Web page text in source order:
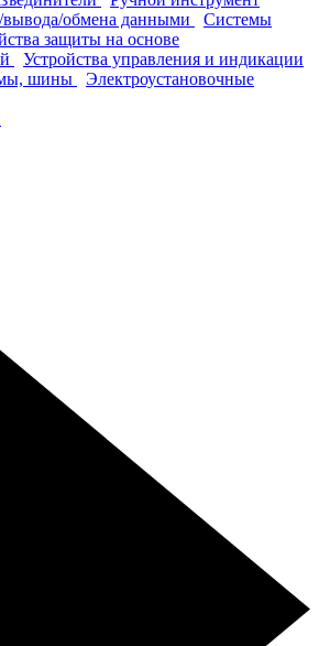
обмена данными
Системы
защиты на основе
Устройства управления и индикации
шины
Электроустановочные